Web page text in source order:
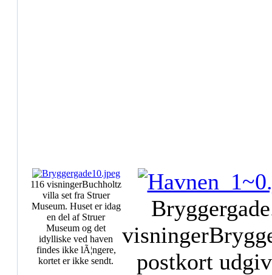
116 visningerBuchholtz
villa set fra Struer
Museum. Huset er idag
en del af Struer
Museum og det
idylliske ved haven
findes ikke lÃ¦ngere,
kortet er ikke sendt.
visninger
postkort